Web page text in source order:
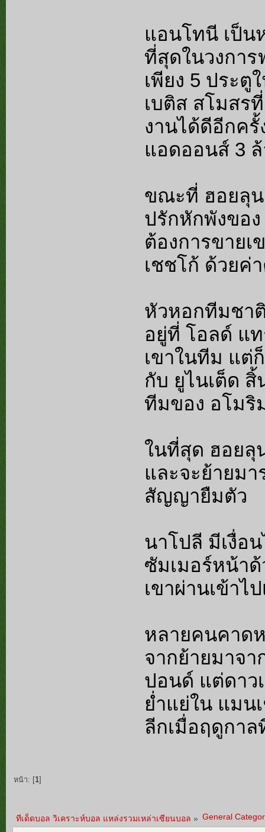
แอนโทนี เป็น
ที่สุดในวงกา
เพียง 5 ประตู
เบติส สโมสร
งานได้ดีอีกค
แอดออนส์ 3
ขณะที่ ฮอยลุน
ปรักหักพังขอ
ต้องการขาย
เชชโก้ ด้วยค่
หัวหอกทีมชา
อยู่ที่ โอลด์ แ
เขาในทีม แต่
กับ ยูไนเต็ด
ทีมของ อโมริ
ในที่สุด ฮอยลุ
และจะย้ายม
สัญญายืมตัว
นาโปลี มีเงื่อ
ซัมเมอร์หน้า
เขาผ่านเข้าไ
หลายคนคาด
จากย้ายมาจ
ปอนด์ แต่ดาว
ย่ำแย่ใน แมน
ลีกเมื่อฤดูกาล
หน้า: [1]
ทีเด็ดบอล วิเคราะห์บอล แหล่งรวมเหล่าเซียนบอล » General